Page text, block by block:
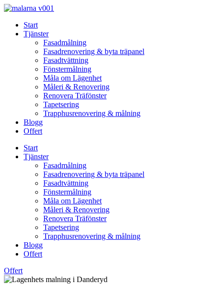
Skip
contentStart
Tjänster
Fasadmålning
Fasadrenovering & byta träpanel
Fasadtvättning
Fönstermålning
Måla om Lägenhet
Måleri & Renovering
Renovera Träfönster
Tapetsering
Trapphusrenovering & målning
Blogg
Offert
Start
Tjänster
Fasadmålning
Fasadrenovering & byta träpanel
Fasadtvättning
Fönstermålning
Måla om Lägenhet
Måleri & Renovering
Renovera Träfönster
Tapetsering
Trapphusrenovering & målning
Blogg
Offert
Offert